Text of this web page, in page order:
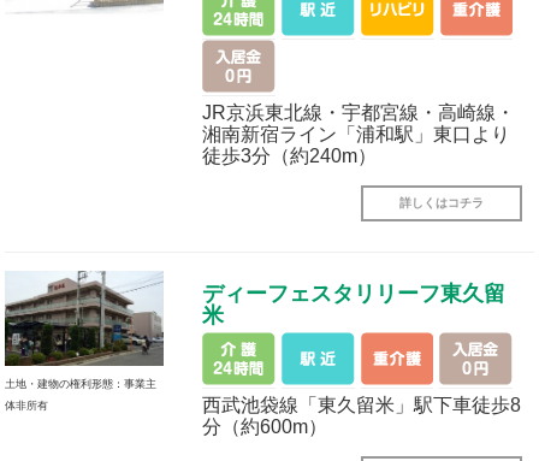
JR京浜東北線・宇都宮線・高崎線・
湘南新宿ライン「浦和駅」東口より
徒歩3分（約240m）
詳しくはコチラ
土地・建物の権利形態：事業主
体非所有
ディーフェスタリリーフ東久留
米
西武池袋線「東久留米」駅下車徒歩8
分（約600m）